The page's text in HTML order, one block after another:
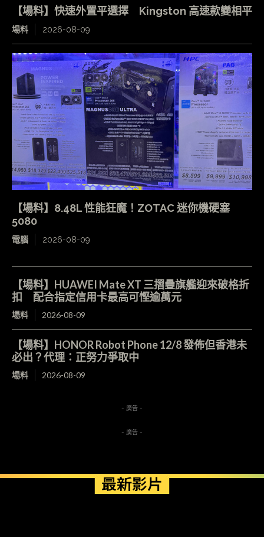
【場料】快速外置平選擇 Kingston 高速款變相平
場料 2026-08-09
【場料】8.48L 性能狂魔！ZOTAC 迷你機硬塞
5080
電腦 2026-08-09
【場料】HUAWEI Mate XT 三摺疊旗艦迎來破格折
扣 配合指定信用卡最高可慳逾萬元
場料 2026-08-09
【場料】HONOR Robot Phone 12/8 發佈但香港未
必出？代理：正努力爭取中
場料 2026-08-09
- 廣告 -
- 廣告 -
最新影片